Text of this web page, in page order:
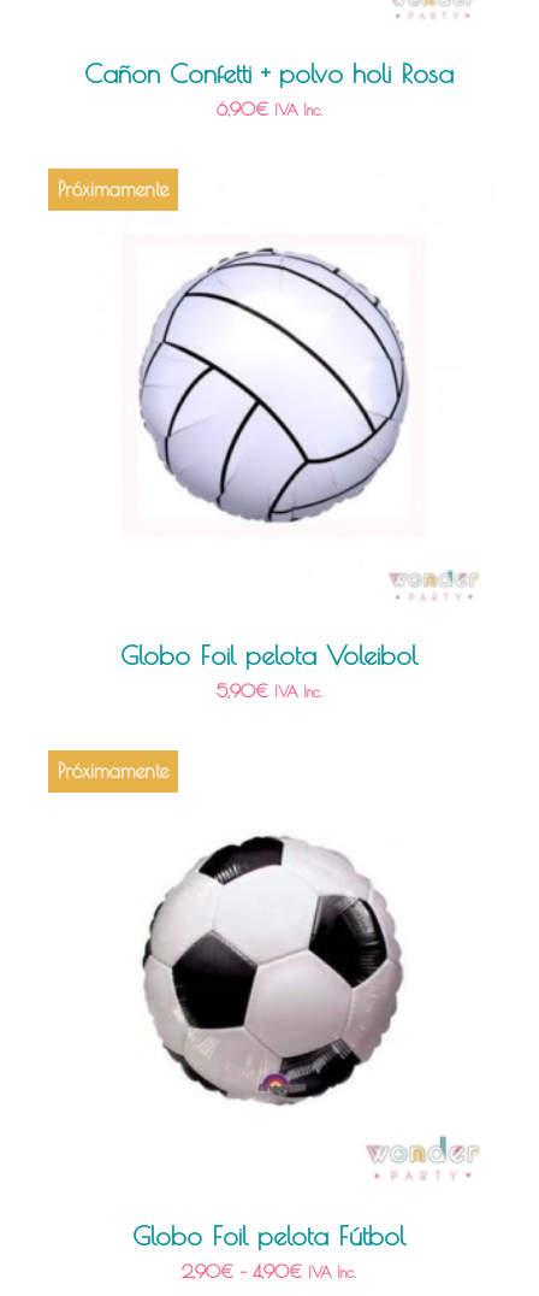
Cañon Confetti + polvo holi Rosa
6,90€ IVA Inc.
Próximamente
Globo Foil pelota Voleibol
5,90€ IVA Inc.
Próximamente
Globo Foil pelota Fútbol
2,90€ –4,90€ IVA Inc.